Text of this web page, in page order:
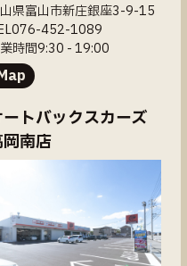
県富山市新庄銀座3-9-15
452-1089
時間9:30 - 19:00
トバックスカーズ
南店